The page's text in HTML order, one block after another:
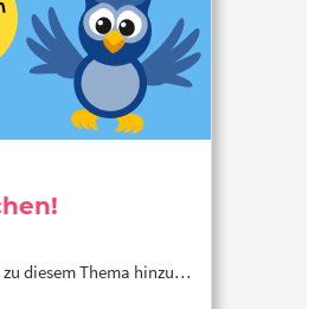
zu diesem Thema hinzu…